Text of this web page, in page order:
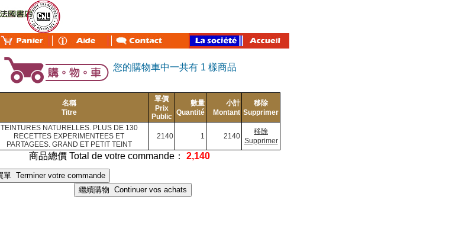
您的購物車中一共有 1 樣商品
名稱
Titre
單價
Prix
Public
數量
Quantité
小計
Montant
移除
Supprimer
TEINTURES NATURELLES. PLUS DE 130
RECETTES EXPERIMENTEES ET
PARTAGEES. GRAND ET PETIT TEINT
2140 1 2140
移除
Supprimer
商品總價 Total de votre commande： 2,140